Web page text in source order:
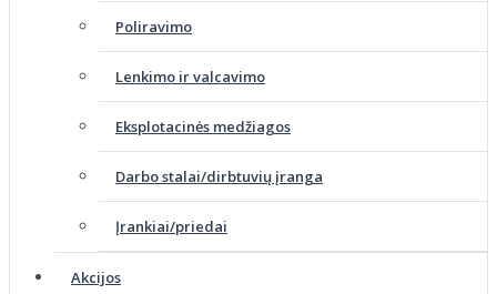
Poliravimo
Lenkimo ir valcavimo
Eksplotacinės medžiagos
Darbo stalai/dirbtuvių įranga
Įrankiai/priedai
Akcijos